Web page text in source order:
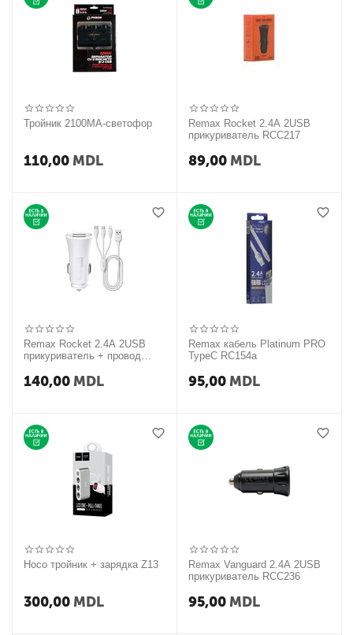
Тройник 2100MA-светофор
110,00 MDL
Remax Rocket 2.4A 2USB
прикуриватель RCC217
89,00 MDL
Remax Rocket 2.4A 2USB
прикуриватель + провод
140,00 MDL
Remax кабель Platinum PRO
TypeC RC154a
95,00 MDL
Hoco тройник + зарядка Z13
300,00 MDL
Remax Vanguard 2.4A 2USB
прикуриватель RCC236
95,00 MDL